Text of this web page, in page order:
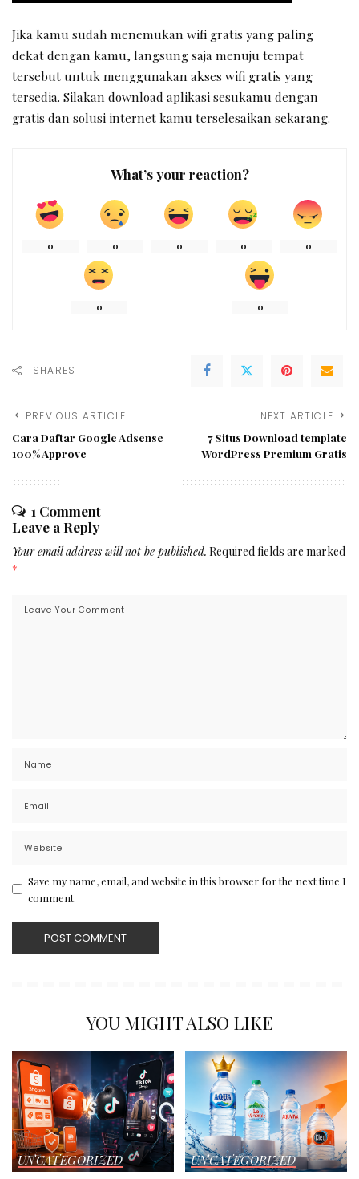
Jika kamu sudah menemukan wifi gratis yang paling
dekat dengan kamu, langsung saja menuju tempat
tersebut untuk menggunakan akses wifi gratis yang
tersedia. Silakan download aplikasi sesukamu dengan
gratis dan solusi internet kamu terselesaikan sekarang.
What’s your reaction?
0 0 0 0 0
0 0
SHARES
PREVIOUS ARTICLE
Cara Daftar Google Adsense
100% Approve
NEXT ARTICLE
7 Situs Download template
WordPress Premium Gratis
1 Comment
Leave a Reply
Your email address will not be published. Required fields are marked
*
Save my name, email, and website in this browser for the next time I
comment.
YOU MIGHT ALSO LIKE
UNCATEGORIZED
UNCATEGORIZED